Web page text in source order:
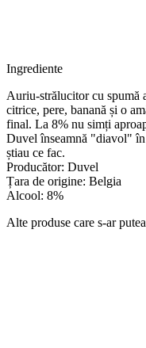
Ingrediente
Auriu-strălucitor cu spumă
citrice, pere, banană și o
final. La 8% nu simți
Duvel înseamnă "diavol"
știau ce fac.
Producător: Duvel
Țara de origine: Belgia
Alcool: 8%
Alte produse care s-ar